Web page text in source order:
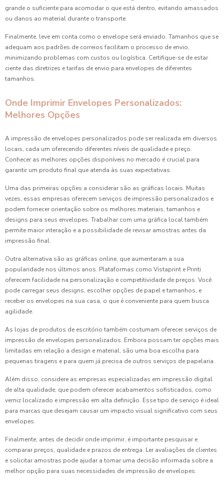
grande o suficiente para acomodar o que está dentro, evitando amassados
ou danos ao material durante o transporte.
Finalmente, leve em conta como o envelope será enviado. Tamanhos que se
adequam aos padrões de correios facilitam o processo de envio,
minimizando problemas com custos ou logística. Certifique-se de estar
ciente das diretrizes e tarifas de envio para envelopes de diferentes
tamanhos.
Onde Imprimir Envelopes Personalizados:
Melhores Opções
A impressão de envelopes personalizados pode ser realizada em diversos
locais, cada um oferecendo diferentes níveis de qualidade e preço.
Conhecer as melhores opções disponíveis no mercado é crucial para
garantir um produto final que atenda às suas expectativas.
Uma das primeiras opções a considerar são as gráficas locais. Muitas
vezes, essas empresas oferecem serviços de impressão personalizados e
podem fornecer orientação sobre os melhores materiais, tamanhos e
designs para seus envelopes. Trabalhar com uma gráfica local também
permite maior interação e a possibilidade de revisar amostras antes da
impressão final.
Outra alternativa são as gráficas online, que aumentaram a sua
popularidade nos últimos anos. Plataformas como Vistaprint e Printi
oferecem facilidade na personalização e competitividade de preços. Você
pode carregar seus designs, escolher opções de papel e tamanhos, e
receber os envelopes na sua casa, o que é conveniente para quem busca
agilidade.
As lojas de produtos de escritório também costumam oferecer serviços de
impressão de envelopes personalizados. Embora possam ter opções mais
limitadas em relação a design e material, são uma boa escolha para
pequenas tiragens e para quem já precisa de outros serviços de papelaria.
Além disso, considere as empresas especializadas em impressão digital
de alta qualidade, que podem oferecer acabamentos sofisticados, como
verniz localizado e impressão em alta definição. Esse tipo de serviço é ideal
para marcas que desejam causar um impacto visual significativo com seus
envelopes.
Finalmente, antes de decidir onde imprimir, é importante pesquisar e
comparar preços, qualidade e prazos de entrega. Ler avaliações de clientes
e solicitar amostras pode ajudar a tomar uma decisão informada sobre a
melhor opção para suas necessidades de impressão de envelopes.